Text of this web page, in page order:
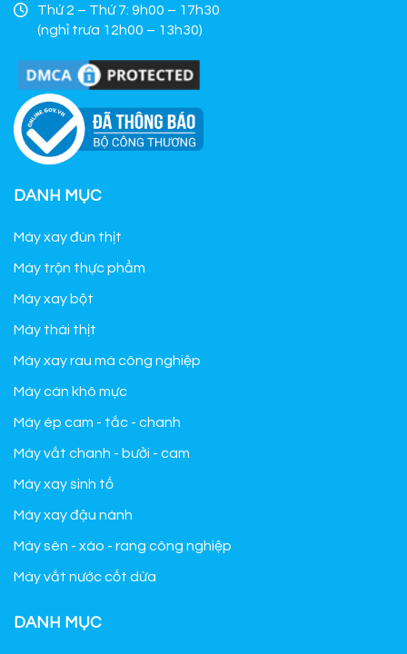
Thứ 2 – Thứ 7: 9h00 – 17h30
(nghỉ trưa 12h00 – 13h30)
DANH MỤC
Máy xay đùn thịt
Máy trộn thực phẩm
Máy xay bột
Máy thái thịt
Máy xay rau má công nghiệp
Máy cán khô mực
Máy ép cam - tắc - chanh
Máy vắt chanh - bưởi - cam
Máy xay sinh tố
Máy xay đậu nành
Máy sên - xào - rang công nghiệp
Máy vắt nước cốt dừa
DANH MỤC